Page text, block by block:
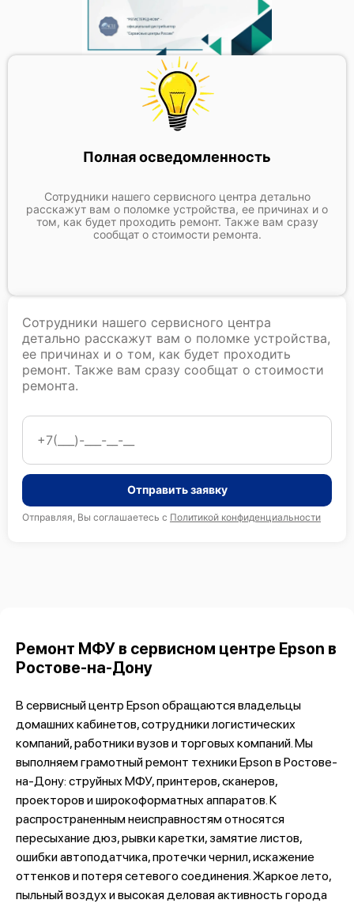
Полная осведомленность
Сотрудники нашего сервисного центра детально
расскажут вам о поломке устройства, ее причинах и о
том, как будет проходить ремонт. Также вам сразу
сообщат о стоимости ремонта.
Сотрудники нашего сервисного центра
детально расскажут вам о поломке устройства,
ее причинах и о том, как будет проходить
ремонт. Также вам сразу сообщат о стоимости
ремонта.
Отправить заявку
Отправляя, Вы соглашаетесь с Политикой конфиденциальности
Ремонт МФУ в сервисном центре Epson в
Ростове-на-Дону
В сервисный центр Epson обращаются владельцы
домашних кабинетов, сотрудники логистических
компаний, работники вузов и торговых компаний. Мы
выполняем грамотный ремонт техники Epson в Ростове-
на-Дону: струйных МФУ, принтеров, сканеров,
проекторов и широкоформатных аппаратов. К
распространенным неисправностям относятся
пересыхание дюз, рывки каретки, замятие листов,
ошибки автоподатчика, протечки чернил, искажение
оттенков и потеря сетевого соединения. Жаркое лето,
пыльный воздух и высокая деловая активность города